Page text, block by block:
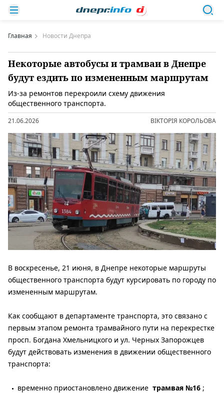
Главная Новости Днепра
Некоторые автобусы и трамваи в Днепре
будут ездить по измененным маршрутам
Из-за ремонтов перекроили схему движения
общественного транспорта.
21.06.2026 ВІКТОРІЯ КОРОЛЬОВА
В воскресенье, 21 июня, в Днепре некоторые маршруты
общественного транспорта будут курсировать по городу по
измененным маршрутам.
Как сообщают в департаменте транспорта, это связано с
первым этапом ремонта трамвайного пути на перекрестке
просп. Богдана Хмельницкого и ул. Черных Запорожцев
будут действовать изменения в движении общественного
транспорта:
временно приостановлено движение трамвая №16 ;